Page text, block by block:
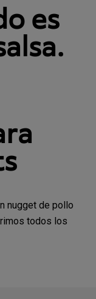
es
nugget de pollo
todos los